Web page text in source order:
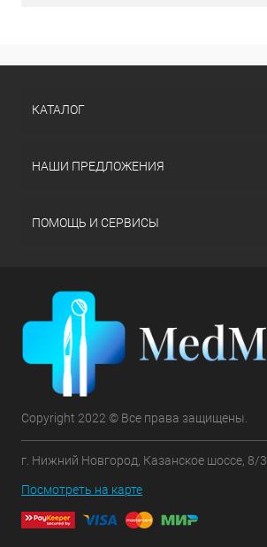
КАТАЛОГ
НАШИ ПРЕДЛОЖЕНИЯ
ПОМОЩЬ И СЕРВИСЫ
Copyright 2022 © Все права защищены.
г. Нижний Новгород, Казанское шоссе, 8/3
Посмотреть на карте